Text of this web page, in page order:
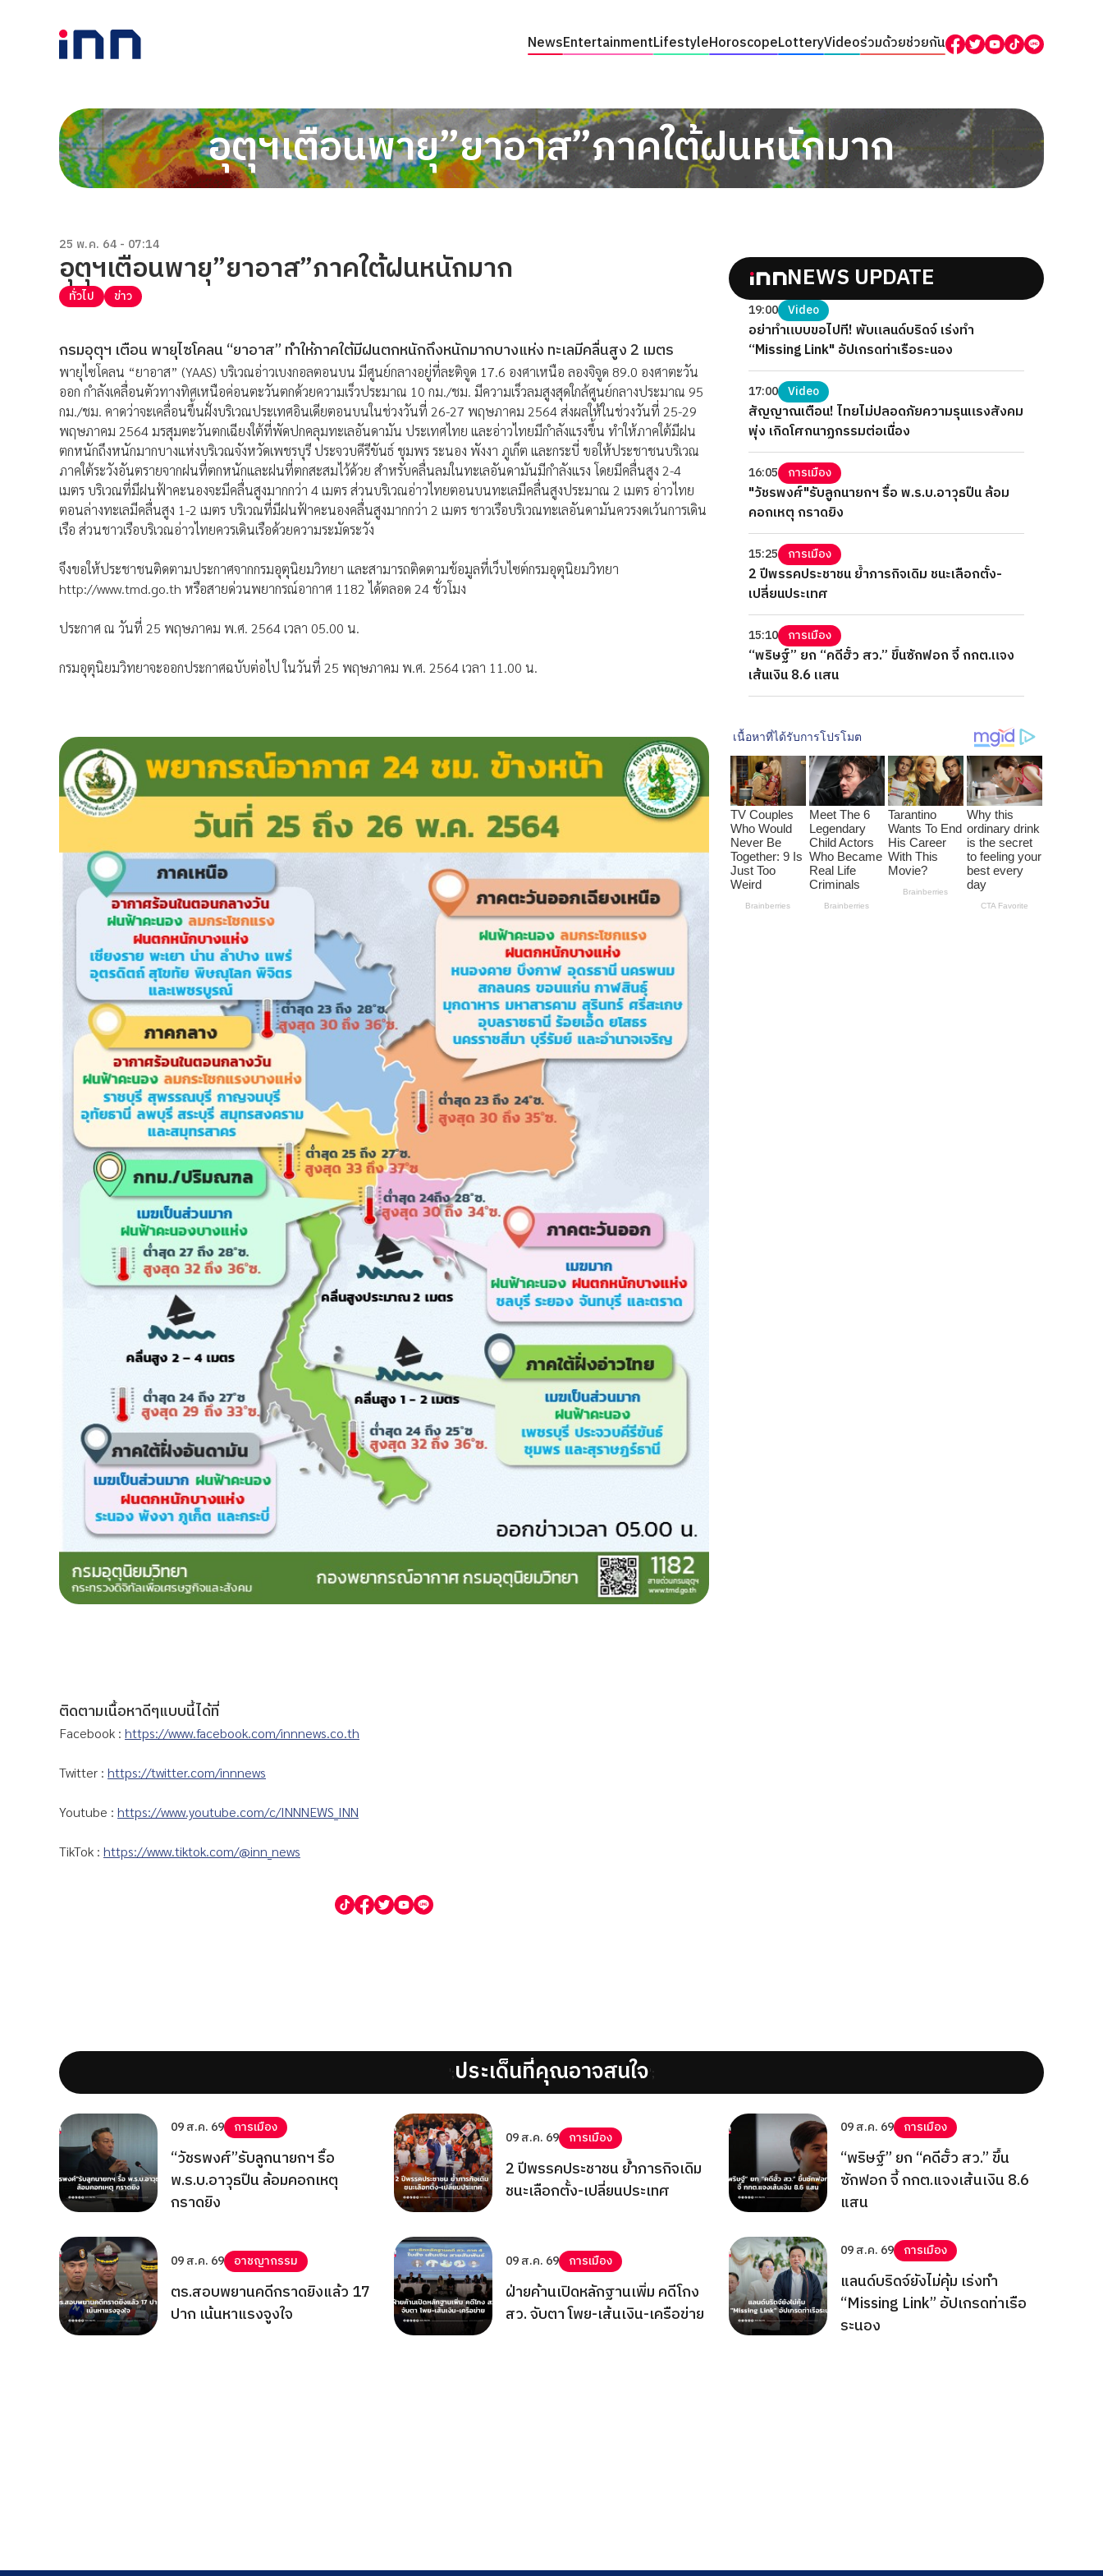
NewsEntertainmentLifestyleHoroscopeLotteryVideoร่วมด้วยช่วยกัน
อุตุฯเตือนพายุ”ยาอาส”ภาคใต้ฝนหนักมาก
25 พ.ค. 64 - 07:14
อุตุฯเตือนพายุ”ยาอาส”ภาคใต้ฝนหนักมาก
ทั่วไป ข่าว
กรมอุตุุฯ เตือน พายุไซโคลน “ยาอาส” ทำให้ภาคใต้มีฝนตกหนักถึงหนักมากบางแห่ง ทะเลมีคลื่นสูง 2 เมตร
พายุไซโคลน “ยาอาส” (YAAS) บริเวณอ่าวเบงกอลตอนบน มีศูนย์กลางอยู่ที่ละติจูด 17.6 องศาเหนือ ลองจิจูด 89.0 องศาตะวัน
ออก กำลังเคลื่อนตัวทางทิศเหนือค่อนตะวันตกด้วยความเร็วประมาณ 10 กม./ชม. มีความเร็วลมสูงสุดใกล้ศูนย์กลางประมาณ 95
กม./ชม. คาดว่าจะเคลื่อนขึ้นฝั่งบริเวณประเทศอินเดียตอนบนในช่วงวันที่ 26-27 พฤษภาคม 2564 ส่งผลให้ในช่วงวันที่ 25-29
พฤษภาคม 2564 มรสุมตะวันตกเฉียงใต้ที่พัดปกคลุมทะเลอันดามัน ประเทศไทย และอ่าวไทยมีกำลังแรงขึ้น ทำให้ภาคใต้มีฝน
ตกหนักถึงหนักมากบางแห่งบริเวณจังหวัดเพชรบุรี ประจวบคีรีขันธ์ ชุมพร ระนอง พังงา ภูเก็ต และกระบี่ ขอให้ประชาชนบริเวณ
ภาคใต้ระวังอันตรายจากฝนที่ตกหนักและฝนที่ตกสะสมไว้ด้วย สำหรับคลื่นลมในทะเลอันดามันมีกำลังแรง โดยมีคลื่นสูง 2-4
เมตร บริเวณที่มีฝนฟ้าคะนองจะมีคลื่นสูงมากกว่า 4 เมตร ส่วนบริเวณอ่าวไทยตอนบนทะเลมีคลื่นสูงประมาณ 2 เมตร อ่าวไทย
ตอนล่างทะเลมีคลื่นสูง 1-2 เมตร บริเวณที่มีฝนฟ้าคะนองคลื่นสูงมากกว่า 2 เมตร ชาวเรือบริเวณทะเลอันดามันควรงดเว้นการเดิน
เรือ ส่วนชาวเรือบริเวณอ่าวไทยควรเดินเรือด้วยความระมัดระวัง
จึงขอให้ประชาชนติดตามประกาศจากกรมอุตุนิยมวิทยา และสามารถติดตามข้อมูลที่เว็บไซต์กรมอุตุนิยมวิทยา
http://www.tmd.go.th หรือสายด่วนพยากรณ์อากาศ 1182 ได้ตลอด 24 ชั่วโมง
ประกาศ ณ วันที่ 25 พฤษภาคม พ.ศ. 2564 เวลา 05.00 น.
กรมอุตุนิยมวิทยาจะออกประกาศฉบับต่อไป ในวันที่ 25 พฤษภาคม พ.ศ. 2564 เวลา 11.00 น.
ติดตามเนื้อหาดีๆแบบนี้ได้ที่
Facebook : https://www.facebook.com/innnews.co.th
Twitter : https://twitter.com/innnews
Youtube : https://www.youtube.com/c/INNNEWS_INN
TikTok : https://www.tiktok.com/@inn_news
NEWS UPDATE
19:00 Video
อย่าทำแบบขอไปที! พับแลนด์บริดจ์ เร่งทำ
“Missing Link" อัปเกรดท่าเรือระนอง
17:00 Video
สัญญาณเตือน! ไทยไม่ปลอดภัยความรุนแรงสังคม
พุ่ง เกิดโศกนาฏกรรมต่อเนื่อง
16:05 การเมือง
"วัชรพงศ์"รับลูกนายกฯ รื้อ พ.ร.บ.อาวุธปืน ล้อม
คอกเหตุ กราดยิง
15:25 การเมือง
2 ปีพรรคประชาชน ย้ำภารกิจเดิม ชนะเลือกตั้ง-
เปลี่ยนประเทศ
15:10 การเมือง
“พริษฐ์” ยก “คดีฮั้ว สว.” ขึ้นซักฟอก จี้ กกต.แจง
เส้นเงิน 8.6 แสน
';ประเด็นที่คุณอาจสนใจ';
09 ส.ค. 69 การเมือง
“วัชรพงศ์”รับลูกนายกฯ รื้อ
พ.ร.บ.อาวุธปืน ล้อมคอกเหตุ
กราดยิง
09 ส.ค. 69 การเมือง
2 ปีพรรคประชาชน ย้ำภารกิจเดิม
ชนะเลือกตั้ง-เปลี่ยนประเทศ
09 ส.ค. 69 การเมือง
“พริษฐ์” ยก “คดีฮั้ว สว.” ขึ้น
ซักฟอก จี้ กกต.แจงเส้นเงิน 8.6
แสน
09 ส.ค. 69 อาชญากรรม
ตร.สอบพยานคดีกราดยิงแล้ว 17
ปาก เน้นหาแรงจูงใจ
09 ส.ค. 69 การเมือง
ฝ่ายค้านเปิดหลักฐานเพิ่ม คดีโกง
สว. จับตา โพย-เส้นเงิน-เครือข่าย
09 ส.ค. 69 การเมือง
แลนด์บริดจ์ยังไม่คุ้ม เร่งทำ
“Missing Link” อัปเกรดท่าเรือ
ระนอง